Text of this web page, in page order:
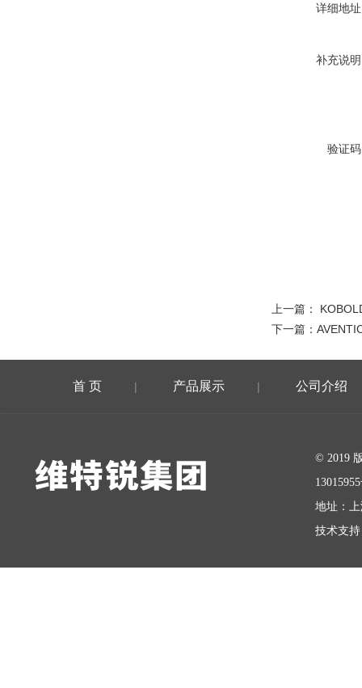
详细地
补充说
验证
上一篇：
下一篇：
首 页 | 产品展示 | 公司介绍
© 2019
地址：
技术支